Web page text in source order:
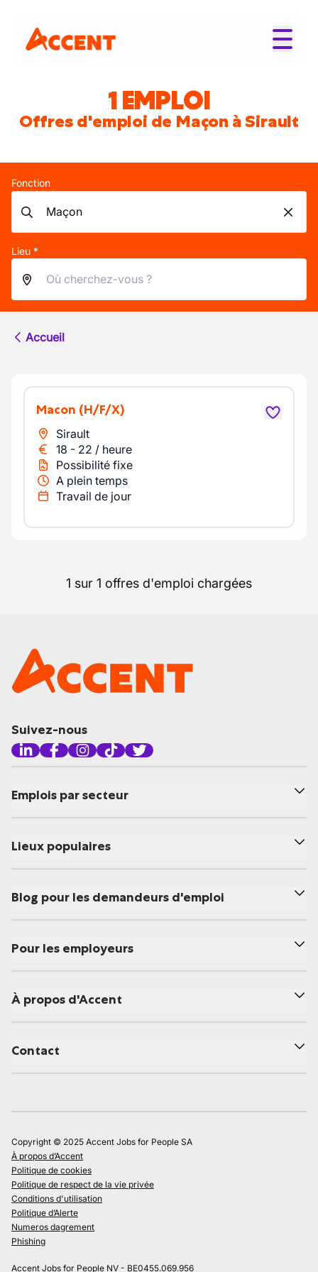
1 EMPLOI
Offres d'emploi de Maçon à Sirault
Fonction
Lieu *
Accueil
macon (H/F/X)
Sirault
18 - 22 / heure
Possibilité fixe
A plein temps
Travail de jour
1 sur 1 offres d'emploi chargées
Suivez-nous
Emplois par secteur
Lieux populaires
Blog pour les demandeurs d'emploi
Pour les employeurs
À propos d'Accent
Contact
Copyright © 2025 Accent Jobs for People SA
À propos d’Accent
Politique de cookies
Politique de respect de la vie privée
Conditions d'utilisation
Politique d’Alerte
Numeros dagrement
Phishing
Accent Jobs for People NV - BE0455.069.956